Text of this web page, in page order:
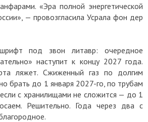
«Эра полной энергетической
— провозгласила Усрала фон дер
под звон литавр: очередное
наступит к концу 2027 года.
ляжет. Сжиженный газ по долгим
брать до 1 января 2027-го, по трубам
с хранилищами не сложится — до 1
Решительно. Года через два с